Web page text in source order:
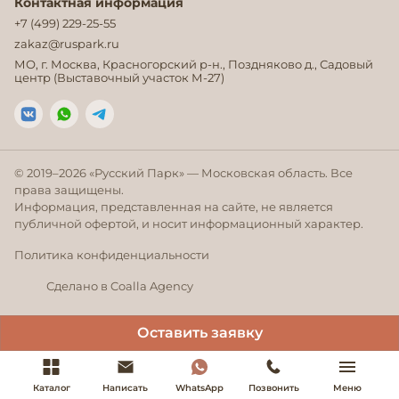
Оставить заявку
Каталог Написать WhatsApp Позвонить Меню
+7 (499) 229-25-55
zakaz@ruspark.ru
МО, г. Москва, Красногорский р-н., Поздняково д., Садовый
центр (Выставочный участок М-27)
© 2019–2026 «Русский Парк» — Московская область. Все
права защищены.
Информация, представленная на сайте, не является
публичной офертой, и носит информационный характер.
Политика конфиденциальности
Сделано в Coalla Agency